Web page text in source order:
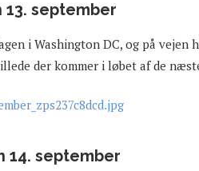
september
i Washington DC, og på
der kommer i løbet af de
14. september